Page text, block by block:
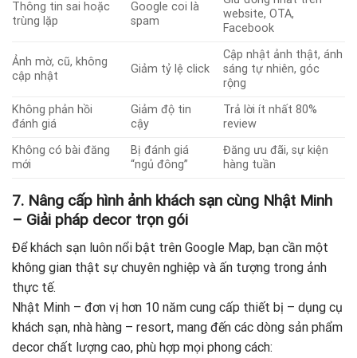
Thông tin sai hoặc
trùng lặp
Google coi là
spam
website, OTA,
Facebook
Ảnh mờ, cũ, không
cập nhật
Giảm tỷ lệ click
Cập nhật ảnh thật, ánh
sáng tự nhiên, góc
rộng
Không phản hồi
đánh giá
Giảm độ tin
cậy
Trả lời ít nhất 80%
review
Không có bài đăng
mới
Bị đánh giá
“ngủ đông”
Đăng ưu đãi, sự kiện
hàng tuần
7. Nâng cấp hình ảnh khách sạn cùng Nhật Minh
– Giải pháp decor trọn gói
Để khách sạn luôn nổi bật trên Google Map, bạn cần một
không gian thật sự chuyên nghiệp và ấn tượng trong ảnh
thực tế.
Nhật Minh – đơn vị hơn 10 năm cung cấp thiết bị – dụng cụ
khách sạn, nhà hàng – resort, mang đến các dòng sản phẩm
decor chất lượng cao, phù hợp mọi phong cách: